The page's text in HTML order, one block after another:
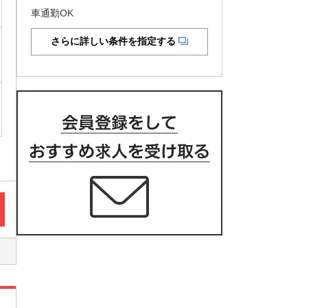
車通勤OK
さらに詳しい条件を指定する